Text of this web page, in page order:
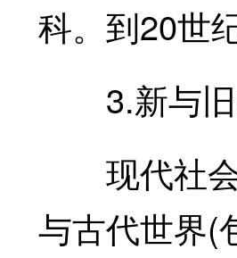
科。到20世
3.新与旧
现代社会
与古代世界(